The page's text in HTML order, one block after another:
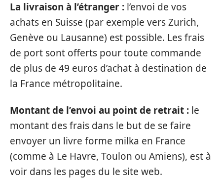
La livraison à l’étranger : l’envoi de vos
achats en Suisse (par exemple vers Zurich,
Genève ou Lausanne) est possible. Les frais
de port sont offerts pour toute commande
de plus de 49 euros d’achat à destination de
la France métropolitaine.
Montant de l’envoi au point de retrait : le
montant des frais dans le but de se faire
envoyer un livre forme milka en France
(comme à Le Havre, Toulon ou Amiens), est à
voir dans les pages du le site web.